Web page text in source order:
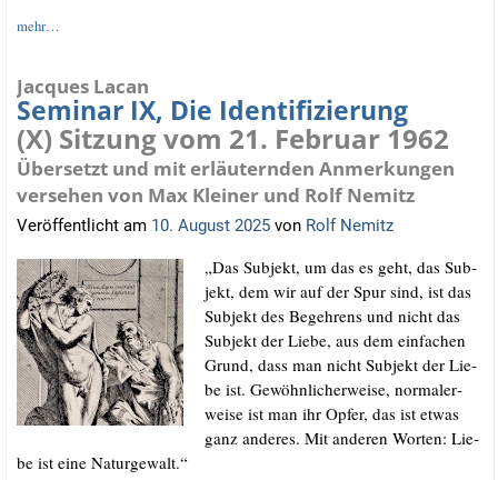
mehr…
Jacques Lacan
Seminar IX, Die Identifizierung
(X) Sitzung vom 21. Februar 1962
Übersetzt und mit erläuternden Anmerkungen
versehen von Max Kleiner und Rolf Nemitz
Veröffentlicht am 10. August 2025 von Rolf Nemitz
„Das Sub­jekt, um das es geht, das Sub­
jekt, dem wir auf der Spur sind, ist das
Sub­jekt des Begeh­rens und nicht das
Sub­jekt der Lie­be, aus dem ein­fa­chen
Grund, dass man nicht Sub­jekt der Lie­
be ist. Gewöhn­li­cher­wei­se, nor­ma­ler­
wei­se ist man ihr Opfer, das ist etwas
ganz ande­res. Mit ande­ren Wor­ten: Lie­
be ist eine Naturgewalt.“